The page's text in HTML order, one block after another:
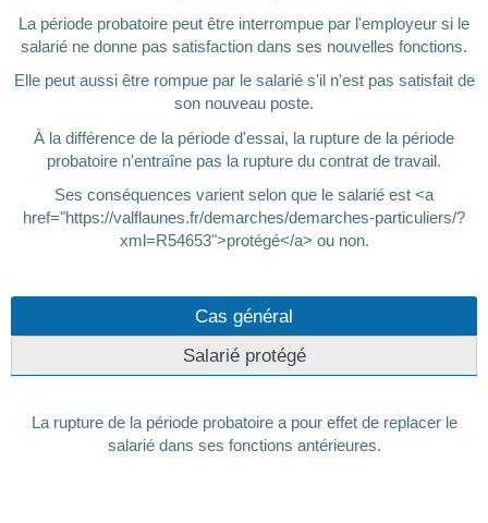
La période probatoire peut être interrompue par l'employeur si le
salarié ne donne pas satisfaction dans ses nouvelles fonctions.
Elle peut aussi être rompue par le salarié s'il n'est pas satisfait de
son nouveau poste.
À la différence de la période d'essai, la rupture de la période
probatoire n'entraîne pas la rupture du contrat de travail.
Ses conséquences varient selon que le salarié est <a
href="https://valflaunes.fr/demarches/demarches-particuliers/?
xml=R54653">protégé</a> ou non.
Cas général
Salarié protégé
La rupture de la période probatoire a pour effet de replacer le
salarié dans ses fonctions antérieures.